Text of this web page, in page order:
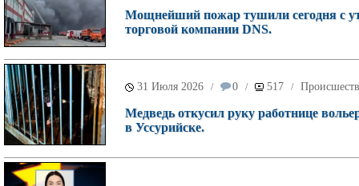
Мощнейший пожар тушили сегодня с
торговой компании DNS.
31 Июля 2026 / 0 / 517 /
Медведь откусил руку работнице
в Уссурийске.